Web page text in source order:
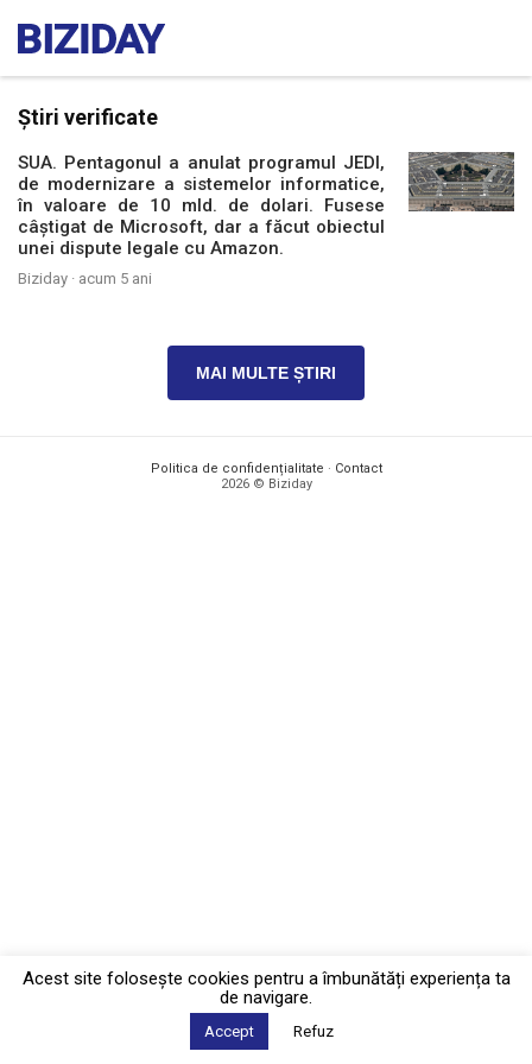
Știri verificate
SUA. Pentagonul a anulat programul JEDI,
de modernizare a sistemelor informatice,
în valoare de 10 mld. de dolari. Fusese
câștigat de Microsoft, dar a făcut obiectul
unei dispute legale cu Amazon.
Biziday · acum 5 ani
MAI MULTE ȘTIRI
Politica de confidențialitate · Contact
2026 © Biziday
Acest site foloseşte cookies pentru a îmbunătăți experiența ta
de navigare.
Accept Refuz